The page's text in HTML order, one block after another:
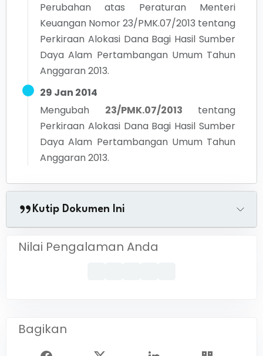
Perubahan atas Peraturan Menteri
Keuangan Nomor 23/PMK.07/2013 tentang
Perkiraan Alokasi Dana Bagi Hasil Sumber
Daya Alam Pertambangan Umum Tahun
Anggaran 2013.
29 Jan 2014
Mengubah
23/PMK.07/2013
tentang
Perkiraan Alokasi Dana Bagi Hasil Sumber
Daya Alam Pertambangan Umum Tahun
Anggaran 2013.
Kutip Dokumen Ini
Nilai Pengalaman Anda
Bagikan